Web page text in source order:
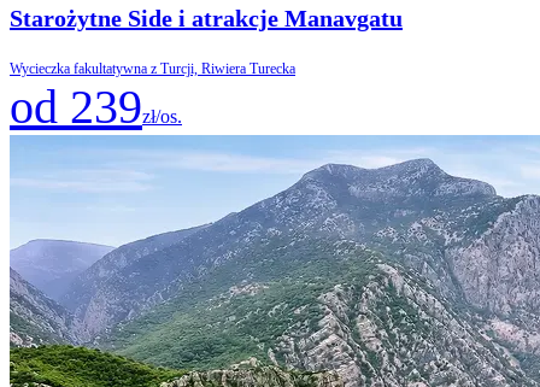
Starożytne Side i atrakcje Manavgatu
Wycieczka fakultatywna z Turcji, Riwiera Turecka
od 239zł/os.